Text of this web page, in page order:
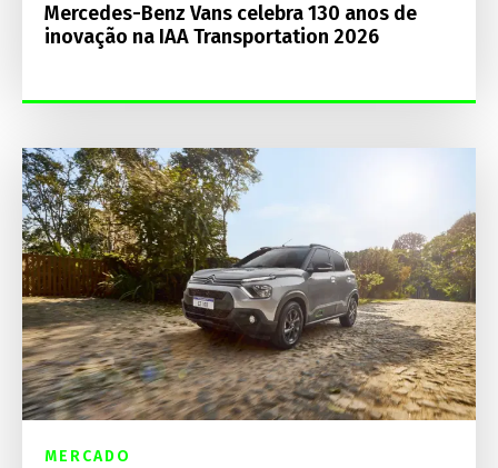
Mercedes-Benz Vans celebra 130 anos de
inovação na IAA Transportation 2026
MERCADO